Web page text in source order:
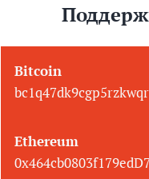
Bitcoin
Ethereum